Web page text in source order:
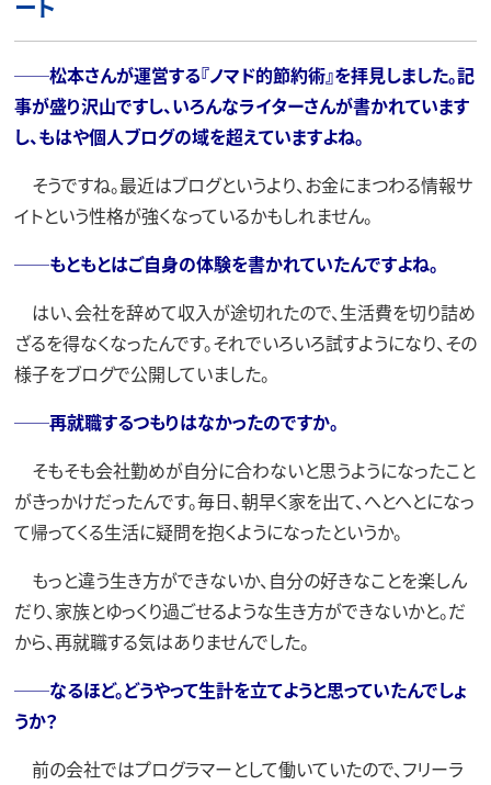
ート
──松本さんが運営する『ノマド的節約術』を拝見しました。記
事が盛り沢山ですし、いろんなライターさんが書かれています
し、もはや個人ブログの域を超えていますよね。
そうですね。最近はブログというより、お金にまつわる情報サ
イトという性格が強くなっているかもしれません。
──もともとはご自身の体験を書かれていたんですよね。
はい、会社を辞めて収入が途切れたので、生活費を切り詰め
ざるを得なくなったんです。それでいろいろ試すようになり、その
様子をブログで公開していました。
──再就職するつもりはなかったのですか。
そもそも会社勤めが自分に合わないと思うようになったこと
がきっかけだったんです。毎日、朝早く家を出て、へとへとになっ
て帰ってくる生活に疑問を抱くようになったというか。
もっと違う生き方ができないか、自分の好きなことを楽しん
だり、家族とゆっくり過ごせるような生き方ができないかと。だ
から、再就職する気はありませんでした。
──なるほど。どうやって生計を立てようと思っていたんでしょ
うか？
前の会社ではプログラマーとして働いていたので、フリーラ